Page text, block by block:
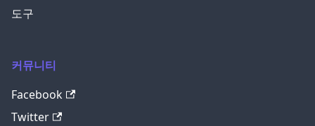
도구
커뮤니티
Facebook
Twitter